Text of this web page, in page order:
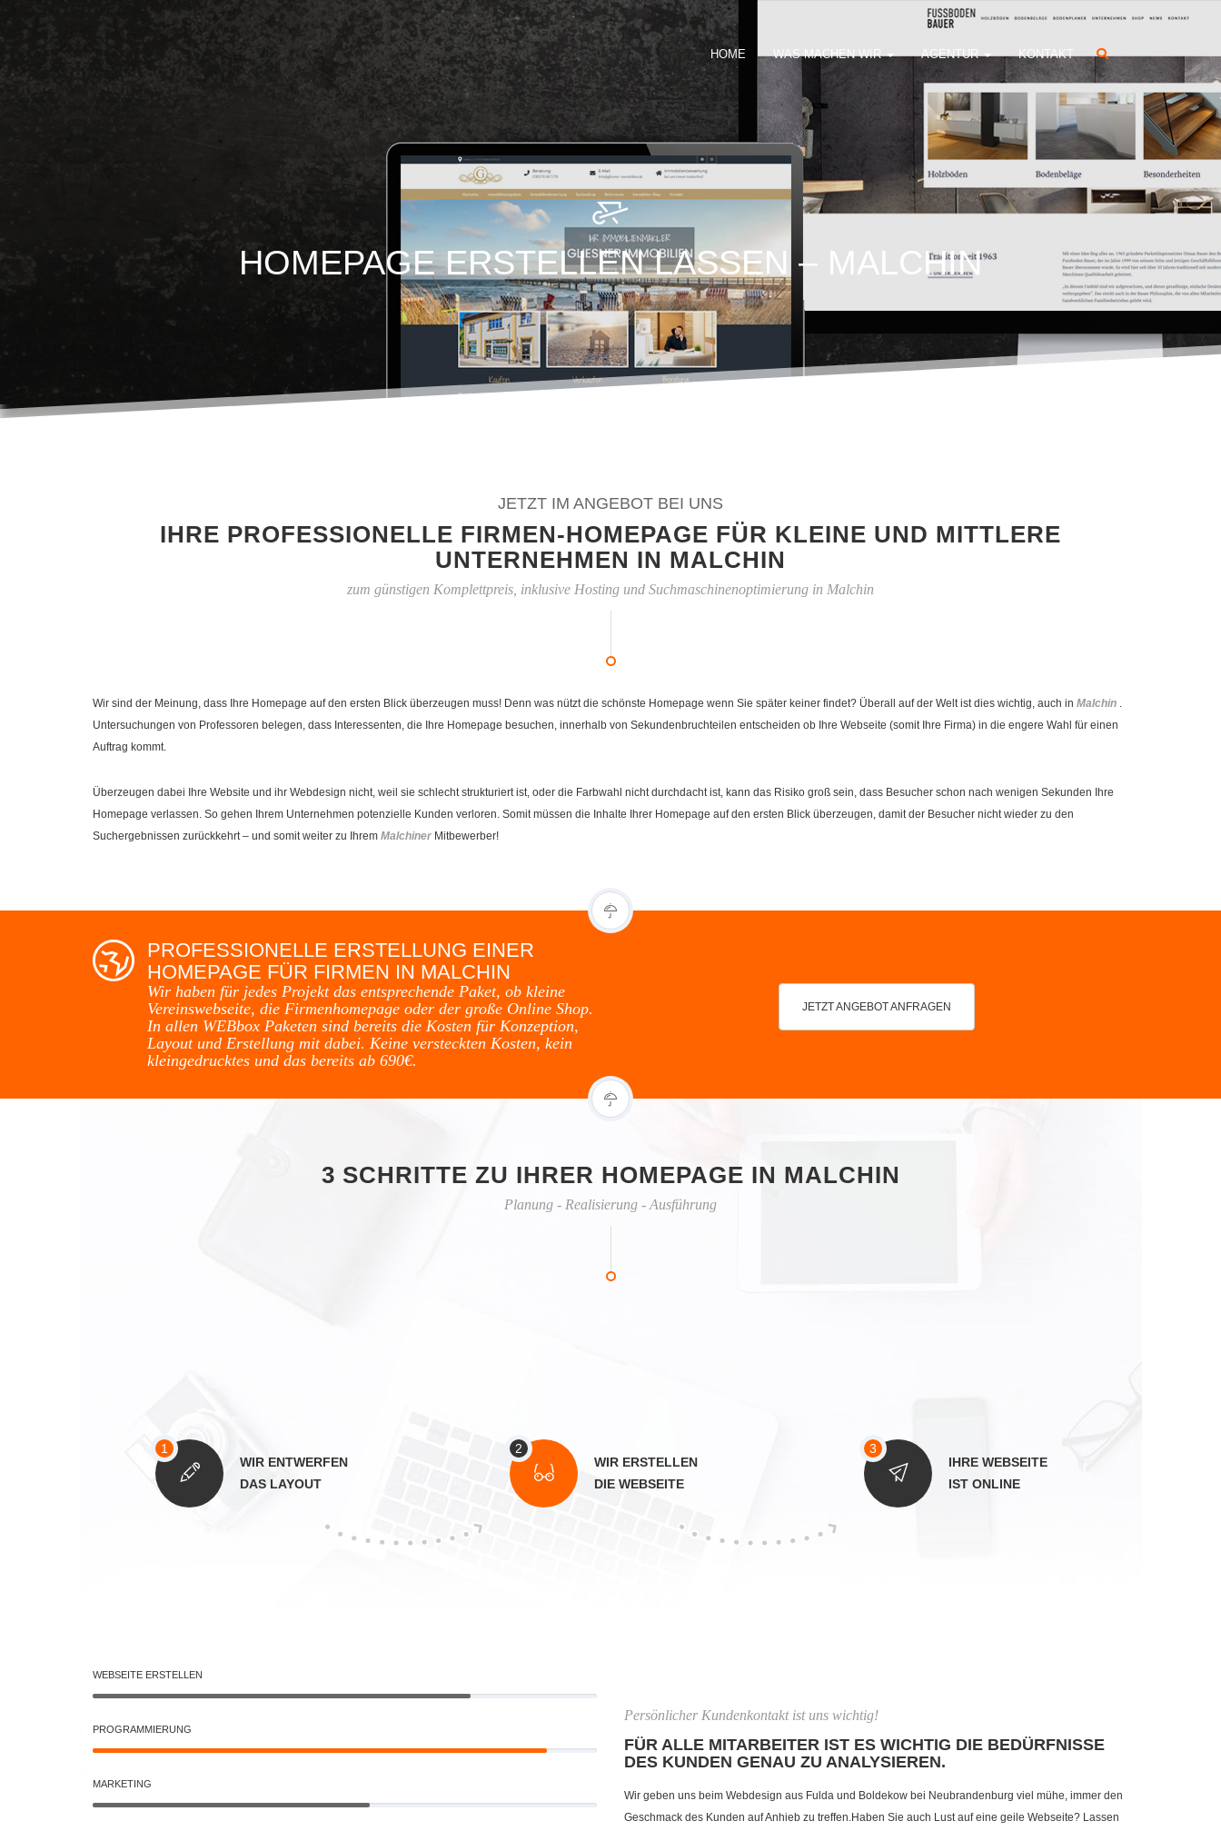
HOME WAS MACHEN WIR AGENTUR KONTAKT
HOMEPAGE ERSTELLEN LASSEN – MALCHIN
JETZT IM ANGEBOT BEI UNS
IHRE PROFESSIONELLE FIRMEN-HOMEPAGE FÜR KLEINE UND MITTLERE
UNTERNEHMEN IN MALCHIN
zum günstigen Komplettpreis, inklusive Hosting und Suchmaschinenoptimierung in Malchin
Wir sind der Meinung, dass Ihre Homepage auf den ersten Blick überzeugen muss! Denn was nützt die schönste Homepage wenn Sie später keiner findet? Überall auf der Welt ist dies wichtig, auch in Malchin .
Untersuchungen von Professoren belegen, dass Interessenten, die Ihre Homepage besuchen, innerhalb von Sekundenbruchteilen entscheiden ob Ihre Webseite (somit Ihre Firma) in die engere Wahl für einen
Auftrag kommt.
Überzeugen dabei Ihre Website und ihr Webdesign nicht, weil sie schlecht strukturiert ist, oder die Farbwahl nicht durchdacht ist, kann das Risiko groß sein, dass Besucher schon nach wenigen Sekunden Ihre
Homepage verlassen. So gehen Ihrem Unternehmen potenzielle Kunden verloren. Somit müssen die Inhalte Ihrer Homepage auf den ersten Blick überzeugen, damit der Besucher nicht wieder zu den
Suchergebnissen zurückkehrt – und somit weiter zu Ihrem Malchiner Mitbewerber!
PROFESSIONELLE ERSTELLUNG EINER
HOMEPAGE FÜR FIRMEN IN MALCHIN
Wir haben für jedes Projekt das entsprechende Paket, ob kleine
Vereinswebseite, die Firmenhomepage oder der große Online Shop.
In allen WEBbox Paketen sind bereits die Kosten für Konzeption,
Layout und Erstellung mit dabei. Keine versteckten Kosten, kein
kleingedrucktes und das bereits ab 690€.
JETZT ANGEBOT ANFRAGEN
3 SCHRITTE ZU IHRER HOMEPAGE IN MALCHIN
Planung - Realisierung - Ausführung
WIR ENTWERFEN
DAS LAYOUT
WIR ERSTELLEN
DIE WEBSEITE
IHRE WEBSEITE
IST ONLINE
WEBSEITE ERSTELLEN
PROGRAMMIERUNG
MARKETING
Persönlicher Kundenkontakt ist uns wichtig!
FÜR ALLE MITARBEITER IST ES WICHTIG DIE BEDÜRFNISSE
DES KUNDEN GENAU ZU ANALYSIEREN.
Wir geben uns beim Webdesign aus Fulda und Boldekow bei Neubrandenburg viel mühe, immer den
Geschmack des Kunden auf Anhieb zu treffen.Haben Sie auch Lust auf eine geile Webseite? Lassen